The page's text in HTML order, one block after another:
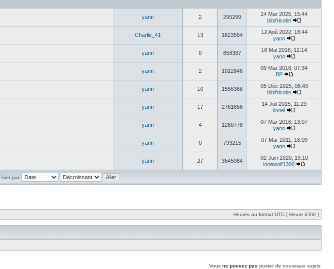
yann 2 295299
24 Mar 2025, 15:44
bibifricotin
Charlie_41 13 1823554
12 Aoû 2022, 18:44
yann
yann 0 858387
18 Mai 2018, 12:14
yann
yann 2 1012846
09 Mar 2018, 07:34
BP
yann 10 1556368
05 Déc 2025, 08:43
bibifricotin
yann 17 2761656
14 Juil 2015, 11:29
lionel
yann 4 1260778
07 Mar 2016, 13:07
yann
yann 0 793215
07 Mar 2011, 16:09
yann
yann 27 3545084
02 Juin 2020, 19:10
lonewolf1300
Trier par
Heures au format UTC [ Heure d’été ]
Vous ne pouvez pas poster de nouveaux sujets